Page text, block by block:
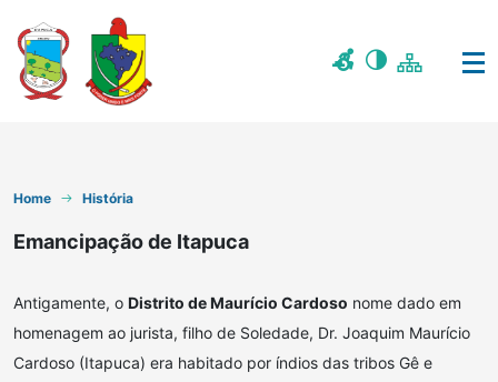
Home História
Emancipação de Itapuca
Antigamente, o Distrito de Maurício Cardoso nome dado em
homenagem ao jurista, filho de Soledade, Dr. Joaquim Maurício
Cardoso (Itapuca) era habitado por índios das tribos Gê e